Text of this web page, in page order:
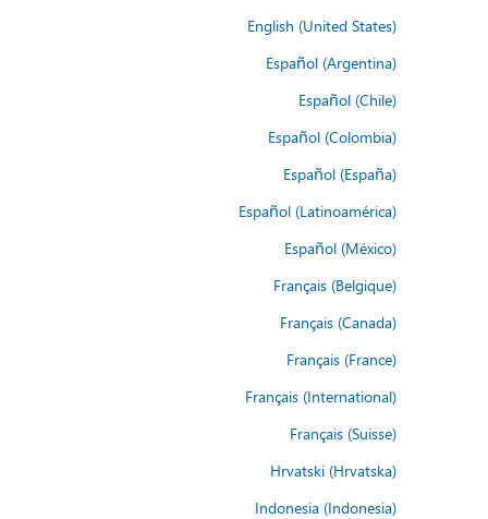
English (United States)
Español (Argentina)
Español (Chile)
Español (Colombia)
Español (España)
Español (Latinoamérica)
Español (México)
Français (Belgique)
Français (Canada)
Français (France)
Français (International)
Français (Suisse)
Hrvatski (Hrvatska)
Indonesia (Indonesia)